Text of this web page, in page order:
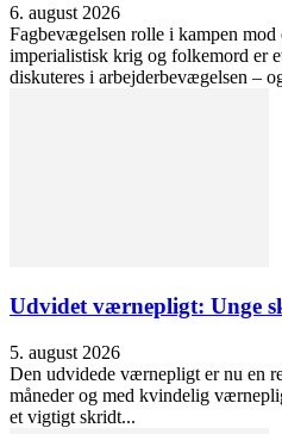
6. august 2026
Fagbevægelsen rolle i kampen
imperialistisk krig og folkemord er
diskuteres i arbejderbevægelsen –
Udvidet værnepligt: Unge
5. august 2026
Den udvidede værnepligt er nu en
måneder og med kvindelig
et vigtigt skridt...